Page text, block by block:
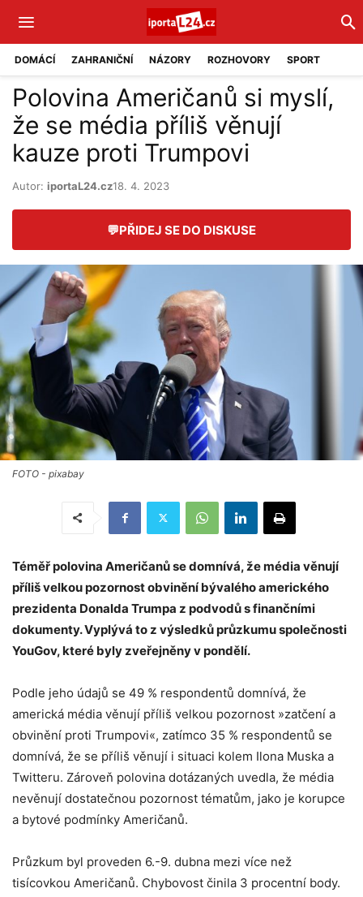
DOMÁCÍ ZAHRANIČNÍ NÁZORY ROZHOVORY SPORT
Polovina Američanů si myslí,
že se média příliš věnují
kauze proti Trumpovi
Autor: iportaL24.cz18. 4. 2023
💬PŘIDEJ SE DO DISKUSE
FOTO - pixabay
Téměř polovina Američanů se domnívá, že média věnují
příliš velkou pozornost obvinění bývalého amerického
prezidenta Donalda Trumpa z podvodů s finančními
dokumenty. Vyplývá to z výsledků průzkumu společnosti
YouGov, které byly zveřejněny v pondělí.
Podle jeho údajů se 49 % respondentů domnívá, že
americká média věnují příliš velkou pozornost »zatčení a
obvinění proti Trumpovi«, zatímco 35 % respondentů se
domnívá, že se příliš věnují i situaci kolem Ilona Muska a
Twitteru. Zároveň polovina dotázaných uvedla, že média
nevěnují dostatečnou pozornost tématům, jako je korupce
a bytové podmínky Američanů.
Průzkum byl proveden 6.-9. dubna mezi více než
tisícovkou Američanů. Chybovost činila 3 procentní body.